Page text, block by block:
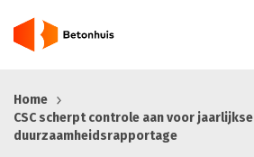
en
naar
Home
CSC scherpt controle aan voor jaarlijkse
duurzaamheidsrapportage